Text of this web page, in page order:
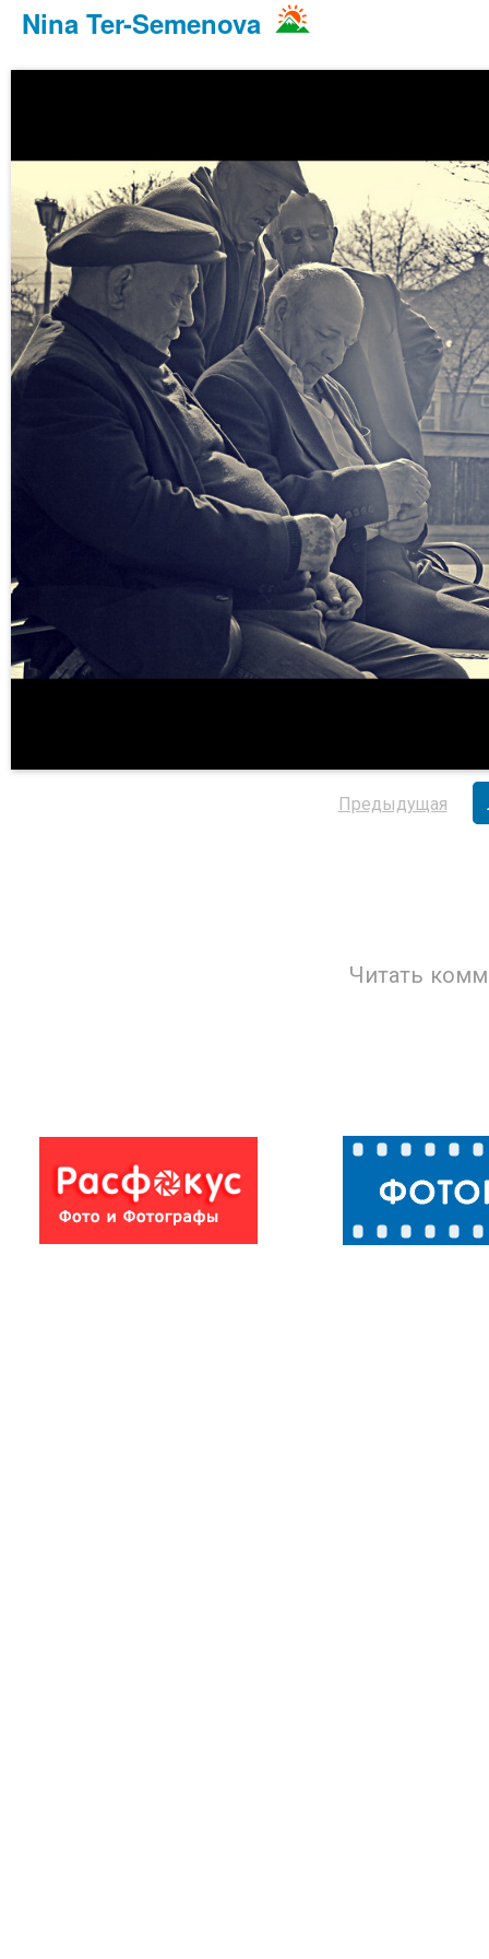
Nina Ter-Semenova
Предыдущая
Читать